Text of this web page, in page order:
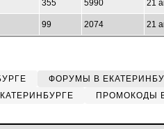
355 5990 21
99 2074 21
ФОРУМЫ В
ПРОМОКОДЫ